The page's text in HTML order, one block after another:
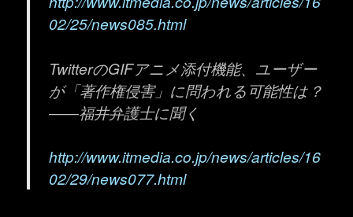
02/25/news085.html
TwitterのGIFアニメ添付機能、ユーザー
が「著作権侵害」に問われる可能性は？
――福井弁護士に聞く
http://www.itmedia.co.jp/news/articles/16
02/29/news077.html